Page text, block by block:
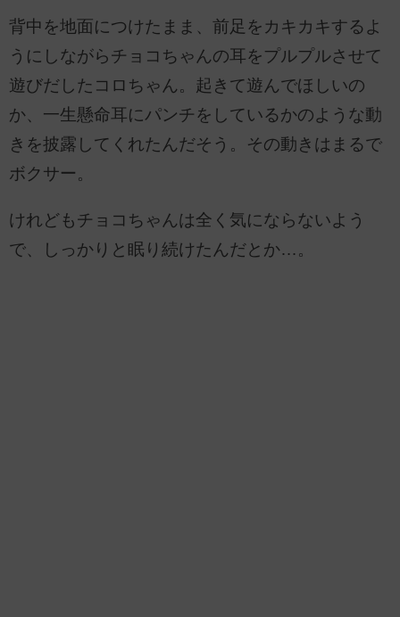
背中を地面につけたまま、前足をカキカキするよ
うにしながらチョコちゃんの耳をプルプルさせて
遊びだしたコロちゃん。起きて遊んでほしいの
か、一生懸命耳にパンチをしているかのような動
きを披露してくれたんだそう。その動きはまるで
ボクサー。
けれどもチョコちゃんは全く気にならないよう
で、しっかりと眠り続けたんだとか…。